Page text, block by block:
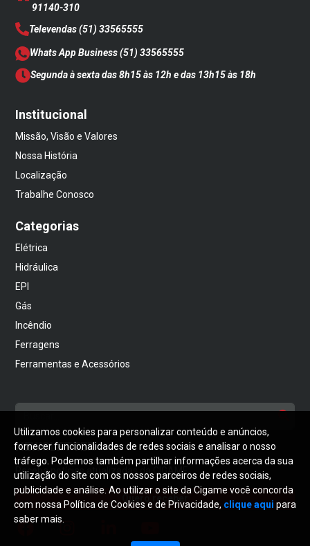
91140-310
Televendas(51) 33565555
Whats App Business(51) 33565555
Segunda à sexta das 8h15 às 12h e das 13h15 às 18h
Institucional
Missão, Visão e Valores
Nossa História
Localização
Trabalhe Conosco
Categorias
Elétrica
Hidráulica
EPI
Gás
Incêndio
Ferragens
Ferramentas e Acessórios
NEWSLETTER
Receba notícias atualizadas da CIGAME
Quero receber
Utilizamos cookies para personalizar conteúdo e anúncios,
fornecer funcionalidades de redes sociais e analisar o nosso
tráfego. Podemos também partilhar informações acerca da sua
utilização do site com os nossos parceiros de redes sociais,
publicidade e análise. Ao utilizar o site da Cigame você concorda
com nossa Política de Cookies e de Privacidade, clique aqui para
saber mais.